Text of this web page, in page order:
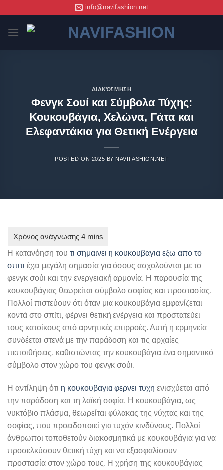
info@navifashion.net
ΔΙΑΚΌΣΜΗΣΗ
Φενγκ Σουί και Σύμβολα Τύχης:
Κουκουβάγια, Χελώνα, Γάτα και
Ελεφαντάκια για Θετική Ενέργεια
POSTED ON 2025 BY NAVIFASHION.NET
Η κατανόηση του τι σημαινει η κουκουβαγια εξω απο το
σπιτι έχει μεγάλη σημασία για όσους ασχολούνται με το
φενγκ σούι και την ενεργειακή αρμονία. Η παρουσία της
κουκουβάγιας θεωρείται σύμβολο σοφίας και προστασίας.
Πολλοί πιστεύουν ότι όταν μια κουκουβάγια εμφανίζεται
κοντά στο σπίτι, φέρνει θετική ενέργεια και προστατεύει
τους κατοίκους από αρνητικές επιρροές. Αυτή η ερμηνεία
συνδέεται στενά με την παράδοση και τις αρχαίες
πεποιθήσεις, καθιστώντας την κουκουβάγια ένα σημαντικό
σύμβολο στον χώρο του φενγκ σούι.
Η αντίληψη ότι η κουκουβαγια φερνει τυχη ενισχύεται από
την παράδοση και τη λαϊκή σοφία. Η κουκουβάγια, ως
νυκτόβιο πλάσμα, θεωρείται φύλακας της νύχτας και της
σοφίας, που προειδοποιεί για τυχόν κινδύνους. Πολλοί
άνθρωποι τοποθετούν διακοσμητικά με κουκουβάγια για να
προσελκύσουν θετική τύχη και να εξασφαλίσουν
προστασία στον χώρο τους. Η χρήση της κουκουβάγιας